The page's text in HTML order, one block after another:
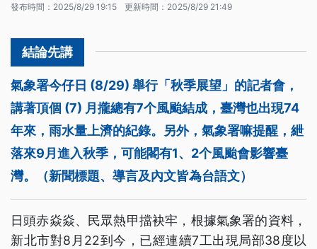
發布時間： 2025/8/29 19:15 更新時間： 2025/8/29 21:49
氣象署今仔日 (8/29) 舉行「秋季展望」的記者會，
講著頂個 (7) 月攏總有7个風颱結成，臺灣也出現74
年來，雨水量上濟的紀錄。另外，氣象署嘛提醒，紲
落來9月進入秋季，可能閣有1、2个風颱會影響臺
灣。（新聞標題、導言及內文皆為台語文）
日頭赤焱焱、民眾熱甲擋袂牢，根據氣象署的資料，
新北市對8月22到今，已經連續7工出現局部38度以